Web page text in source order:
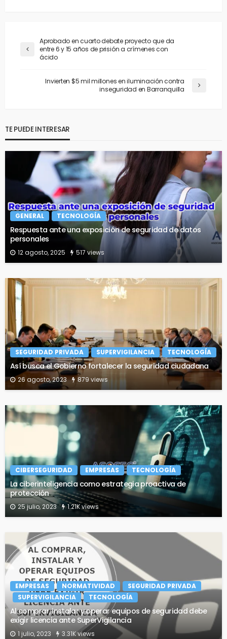
Aprobado en cuarto debate proyecto que da
entre 6 y 15 años de prisión a crímenes con
ácido
Invierten $5 mil millones en iluminación contra
inseguridad en Barranquilla
TE PUEDE INTERESAR
GENERAL TECNOLOGÍA
Respuesta ante una exposición de seguridad de datos
personales
12 agosto, 2025 517 views
SEGURIDAD PRIVADA SUPERVIGILANCIA TECNOLOGÍA
Así busca el Gobierno fortalecer la seguridad ciudadana
26 agosto, 2023 879 views
CIBERSEGURIDAD EMPRESAS TECNOLOGÍA
La ciberinteligencia como estrategia proactiva de
protección
25 julio, 2023 1.21K views
EMPRESAS NORMATIVIDAD
SEGURIDAD PRIVADA
SUPERVIGILANCIA
TECNOLOGÍA
Al comprar, instalar y operar equipos de seguridad debe
exigir licencia ante SuperVigilancia
1 julio, 2023 3.31K views